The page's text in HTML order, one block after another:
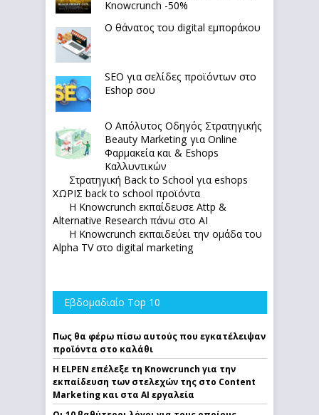
Knowcrunch -50%
Ο θάνατος του digital εμποράκου
SEO για σελίδες προϊόντων στο
Eshop σου
Ο Απόλυτoς Οδηγός Στρατηγικής
Beauty Marketing για Online
Φαρμακεία και & Eshops
Καλλυντικών
Στρατηγική Back to School για eshops
ΧΩΡΙΣ back to school προϊόντα
Η Knowcrunch εκπαίδευσε Attp &
Alternative Research πάνω στο ΑΙ
Η Knowcrunch εκπαιδεύει την ομάδα του
Alpha TV στο digital marketing
Εβδομαδιαίο Top 10
Πως θα φέρω πίσω αυτούς που εγκατέλειψαν
προϊόντα στο καλάθι
Η ELPEN επέλεξε τη Knowcrunch για την
εκπαίδευση των στελεχών της στο Content
Marketing και στα AI εργαλεία